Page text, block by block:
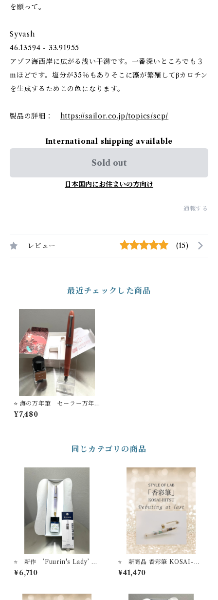
を願って。
Syvash
46.13594 - 33.91955
アゾフ海西岸に広がる浅い干潟です。一番深いところでも３
mほどです。塩分が35％もありそこに藻が繁殖してβカロチン
を生成するためこの色になります。
製品の詳細： https://sailor.co.jp/topics/scp/
International shipping available
Sold out
日本国内にお住まいの方向け
通報する
レビュー (15)
最近チェックした商品
⭐️ 海の万年筆 セーラー万年
筆 PROFIT Jr. ＋ 10 Sybas
h
¥7,480
同じカテゴリの商品
⭐️ 新作 ’Fuurin's Lady’ 万
年筆ビュッフェ ’Pick Wh
o？'コレクション+ オリジナル
ド）【お名入れサービス】
¥6,710
⭐️ 新商品 香彩筆 KOSAI-HI
TSU 万年筆＋インクセット
STYLE OF LABオリジナル万
¥41,470